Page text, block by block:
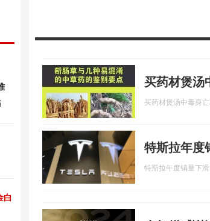
买药材煲汤
买药材煲汤中毒身亡
特斯拉年度
特斯拉年度销量下滑
白